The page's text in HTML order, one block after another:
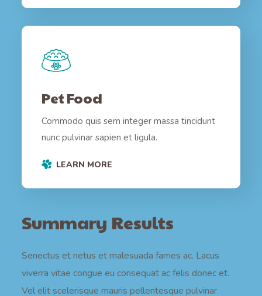
Pet Food
Commodo quis sem integer massa tincidunt
nunc pulvinar sapien et ligula.
LEARN MORE
Summary Results
Senectus et netus et malesuada fames ac. Lacus
viverra vitae congue eu consequat ac felis donec et.
Vel elit scelerisque mauris pellentesque pulvinar